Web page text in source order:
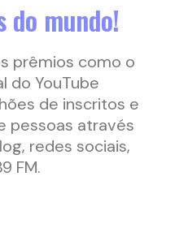
prêmios como o
do YouTube
de inscritos e
pessoas através
redes sociais,
FM.
do mundo!